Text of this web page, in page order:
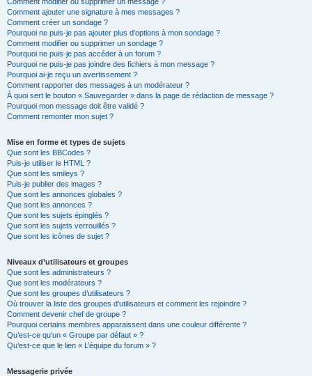
Comment ajouter une signature à mes messages ?
Comment créer un sondage ?
Pourquoi ne puis-je pas ajouter plus d’options à mon sondage ?
Comment modifier ou supprimer un sondage ?
Pourquoi ne puis-je pas accéder à un forum ?
Pourquoi ne puis-je pas joindre des fichiers à mon message ?
Pourquoi ai-je reçu un avertissement ?
Comment rapporter des messages à un modérateur ?
À quoi sert le bouton « Sauvegarder » dans la page de rédaction de message ?
Pourquoi mon message doit être validé ?
Comment remonter mon sujet ?
Mise en forme et types de sujets
Que sont les BBCodes ?
Puis-je utiliser le HTML ?
Que sont les smileys ?
Puis-je publier des images ?
Que sont les annonces globales ?
Que sont les annonces ?
Que sont les sujets épinglés ?
Que sont les sujets verrouillés ?
Que sont les icônes de sujet ?
Niveaux d’utilisateurs et groupes
Que sont les administrateurs ?
Que sont les modérateurs ?
Que sont les groupes d’utilisateurs ?
Où trouver la liste des groupes d’utilisateurs et comment les rejoindre ?
Comment devenir chef de groupe ?
Pourquoi certains membres apparaissent dans une couleur différente ?
Qu’est-ce qu’un « Groupe par défaut » ?
Qu’est-ce que le lien « L’équipe du forum » ?
Messagerie privée